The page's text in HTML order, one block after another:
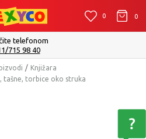
0 0 0
telefonom
715 98 40
Knjižara
tašne, torbice oko struka